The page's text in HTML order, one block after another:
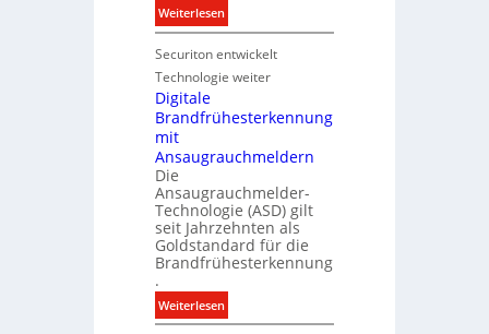
y
d
u
e
i
g
e
e
n
Weiterlesen:
N
e
u
r
n
e
s
t
i
i
o
Securiton entwickelt
Technologie weiter
Digitale
Brandfrühesterkennung
mit
Ansaugrauchmeldern
Die
Ansaugrauchmelder-
Technologie (ASD) gilt
seit Jahrzehnten als
Goldstandard für die
Brandfrühesterkennung
.
Weiterlesen:
D